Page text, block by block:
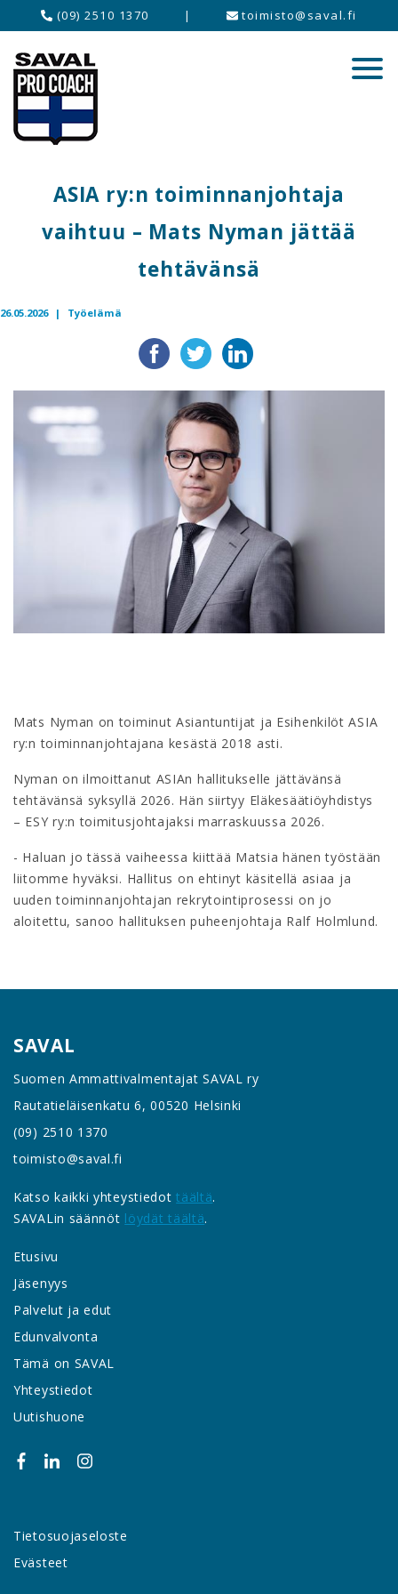
(09) 2510 1370 | toimisto@saval.fi
ASIA ry:n toiminnanjohtaja
vaihtuu – Mats Nyman jättää
tehtävänsä
26.05.2026 | Työelämä
Mats Nyman on toiminut Asiantuntijat ja Esihenkilöt ASIA
ry:n toiminnanjohtajana kesästä 2018 asti.
Nyman on ilmoittanut ASIAn hallitukselle jättävänsä
tehtävänsä syksyllä 2026. Hän siirtyy Eläkesäätiöyhdistys
– ESY ry:n toimitusjohtajaksi marraskuussa 2026.
- Haluan jo tässä vaiheessa kiittää Matsia hänen työstään
liitomme hyväksi. Hallitus on ehtinyt käsitellä asiaa ja
uuden toiminnanjohtajan rekrytointiprosessi on jo
aloitettu, sanoo hallituksen puheenjohtaja Ralf Holmlund.
SAVAL
Suomen Ammattivalmentajat SAVAL ry
Rautatieläisenkatu 6, 00520 Helsinki
(09) 2510 1370
toimisto@saval.fi
Katso kaikki yhteystiedottäältä.
SAVALin säännöt löydät täältä.
Etusivu
Jäsenyys
Palvelut ja edut
Edunvalvonta
Tämä on SAVAL
Yhteystiedot
Uutishuone
Tietosuojaseloste
Evästeet